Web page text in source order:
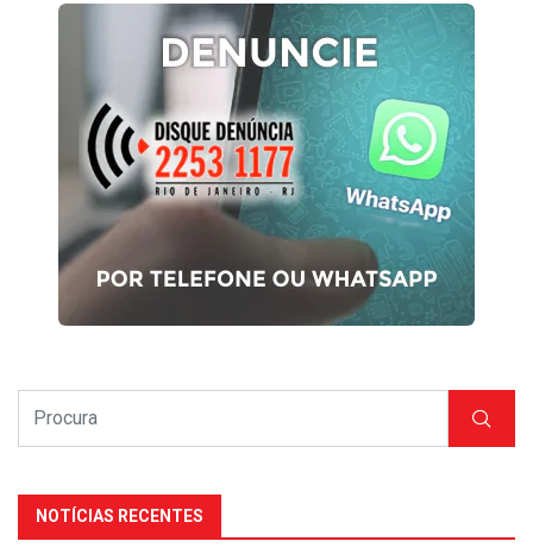
NOTÍCIAS RECENTES